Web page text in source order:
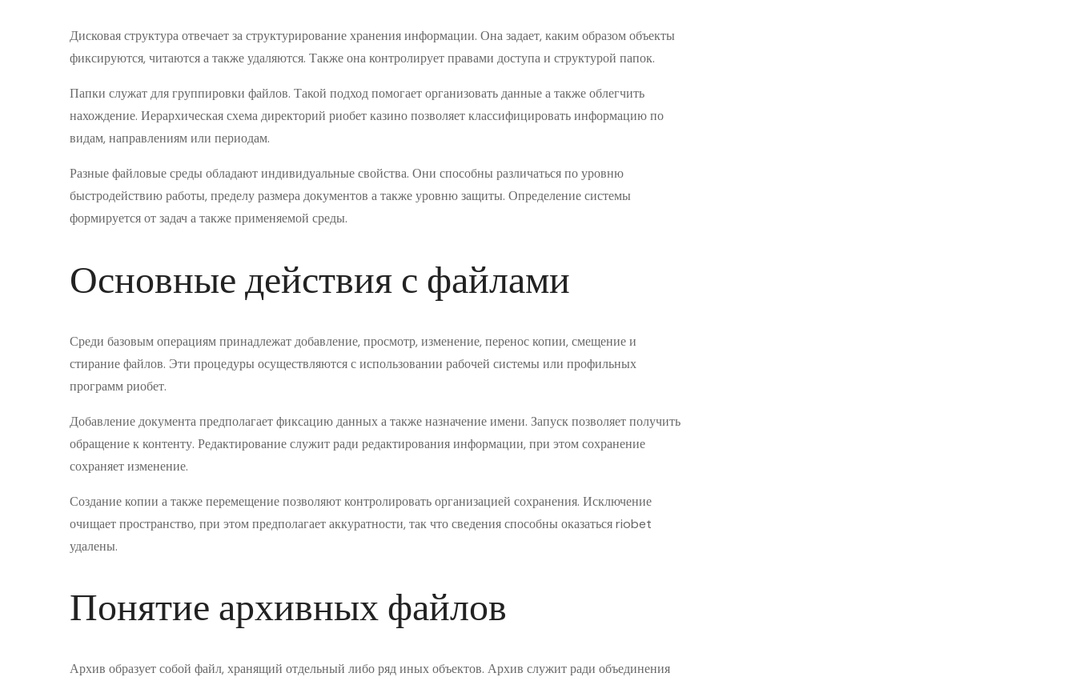
Дисковая структура отвечает за структурирование хранения информации. Она задает, каким образом объекты
фиксируются, читаются а также удаляются. Также она контролирует правами доступа и структурой папок.
Папки служат для группировки файлов. Такой подход помогает организовать данные а также облегчить
нахождение. Иерархическая схема директорий риобет казино позволяет классифицировать информацию по
видам, направлениям или периодам.
Разные файловые среды обладают индивидуальные свойства. Они способны различаться по уровню
быстродействию работы, пределу размера документов а также уровню защиты. Определение системы
формируется от задач а также применяемой среды.
Основные действия с файлами
Среди базовым операциям принадлежат добавление, просмотр, изменение, перенос копии, смещение и
стирание файлов. Эти процедуры осуществляются с использовании рабочей системы или профильных
программ риобет.
Добавление документа предполагает фиксацию данных а также назначение имени. Запуск позволяет получить
обращение к контенту. Редактирование служит ради редактирования информации, при этом сохранение
сохраняет изменение.
Создание копии а также перемещение позволяют контролировать организацией сохранения. Исключение
очищает пространство, при этом предполагает аккуратности, так что сведения способны оказаться riobet
удалены.
Понятие архивных файлов
Архив образует собой файл, хранящий отдельный либо ряд иных объектов. Архив служит ради объединения